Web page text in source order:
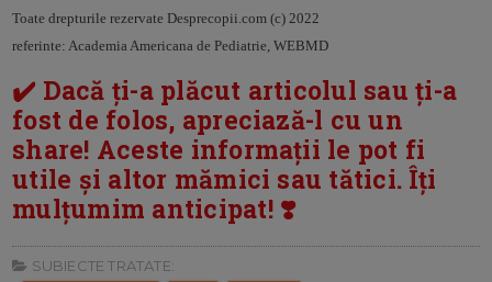
Toate drepturile rezervate Desprecopii.com (c) 2022
referinte: Academia Americana de Pediatrie, WEBMD
✔️ Dacă ți-a plăcut articolul sau ți-a
fost de folos, apreciază-l cu un
share! Aceste informații le pot fi
utile și altor mămici sau tătici. Îți
mulțumim anticipat! ❣️
SUBIECTE TRATATE: